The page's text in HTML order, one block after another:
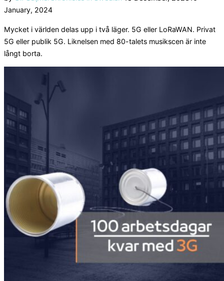
January, 2024
Mycket i världen delas upp i två läger. 5G eller LoRaWAN. Privat
5G eller publik 5G. Liknelsen med 80-talets musikscen är inte
långt borta.